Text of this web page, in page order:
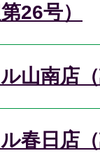
26号）
山南店
春日店